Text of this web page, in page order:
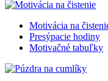
Motivácia na
Presýpacie hodiny
Motivačné tabuľky